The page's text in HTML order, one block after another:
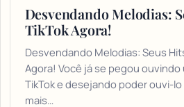
Desvendando Melodias:
TikTok Agora!
Desvendando Melodias: Seus
Agora! Você já se pegou ouvindo
TikTok e desejando poder ouvi-
mais…